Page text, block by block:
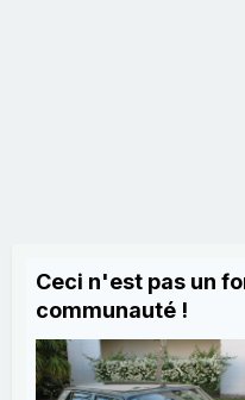
Ceci n'est pas un
communauté !